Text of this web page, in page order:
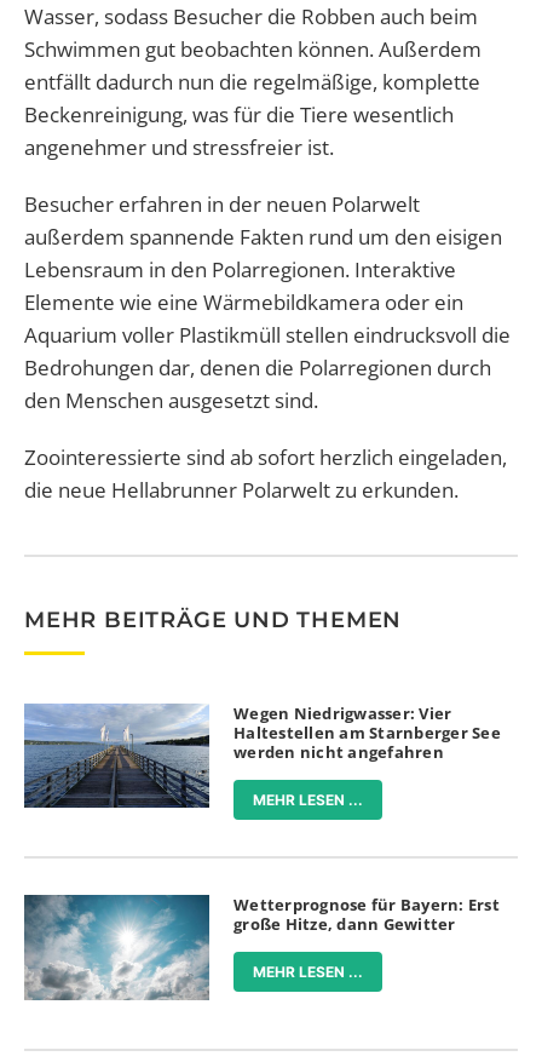
Wasser, sodass Besucher die Robben auch beim
Schwimmen gut beobachten können. Außerdem
entfällt dadurch nun die regelmäßige, komplette
Beckenreinigung, was für die Tiere wesentlich
angenehmer und stressfreier ist.
Besucher erfahren in der neuen Polarwelt
außerdem spannende Fakten rund um den eisigen
Lebensraum in den Polarregionen. Interaktive
Elemente wie eine Wärmebildkamera oder ein
Aquarium voller Plastikmüll stellen eindrucksvoll die
Bedrohungen dar, denen die Polarregionen durch
den Menschen ausgesetzt sind.
Zoointeressierte sind ab sofort herzlich eingeladen,
die neue Hellabrunner Polarwelt zu erkunden.
MEHR BEITRÄGE UND THEMEN
Wegen Niedrigwasser: Vier
Haltestellen am Starnberger See
werden nicht angefahren
MEHR LESEN ...
Wetterprognose für Bayern: Erst
große Hitze, dann Gewitter
MEHR LESEN ...